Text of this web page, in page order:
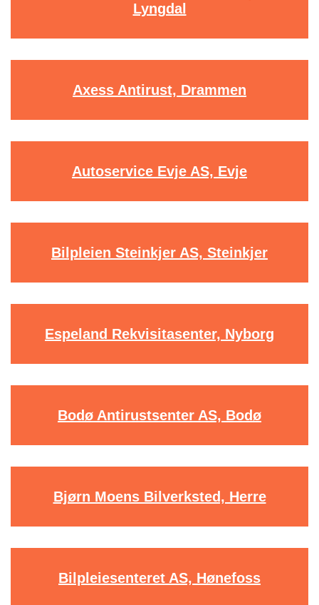
Lyngdal
Axess Antirust, Drammen
Autoservice Evje AS, Evje
Bilpleien Steinkjer AS, Steinkjer
Espeland Rekvisitasenter, Nyborg
Bodø Antirustsenter AS, Bodø
Bjørn Moens Bilverksted, Herre
Bilpleiesenteret AS, Hønefoss